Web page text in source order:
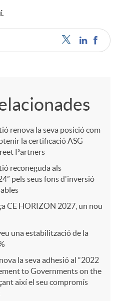
renova la seva posició com
la certificació ASG
Partners
reconeguda als
pels seus fons d'inversió
CE HORIZON 2027, un nou
una estabilització de la
la seva adhesió al “2022
to Governments on the
així el seu compromís